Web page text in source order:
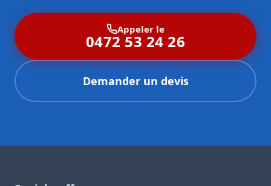
Appeler le
0472 53 24 26
Demander un devis